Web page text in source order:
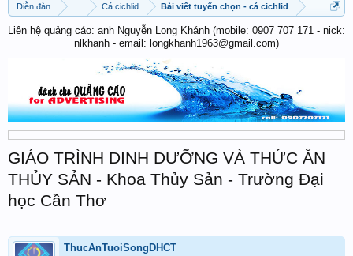
Diễn đàn Cá cichlid Bài viết tuyển chọn - cá cichlid
Liên hệ quảng cáo: anh Nguyễn Long Khánh (mobile: 0907 707 171 - nick:
nlkhanh - email: longkhanh1963@gmail.com)
GIÁO TRÌNH DINH DƯỠNG VÀ THỨC ĂN
THỦY SẢN - Khoa Thủy Sản - Trường Đại
học Cần Thơ
ThucAnTuoiSongDHCT